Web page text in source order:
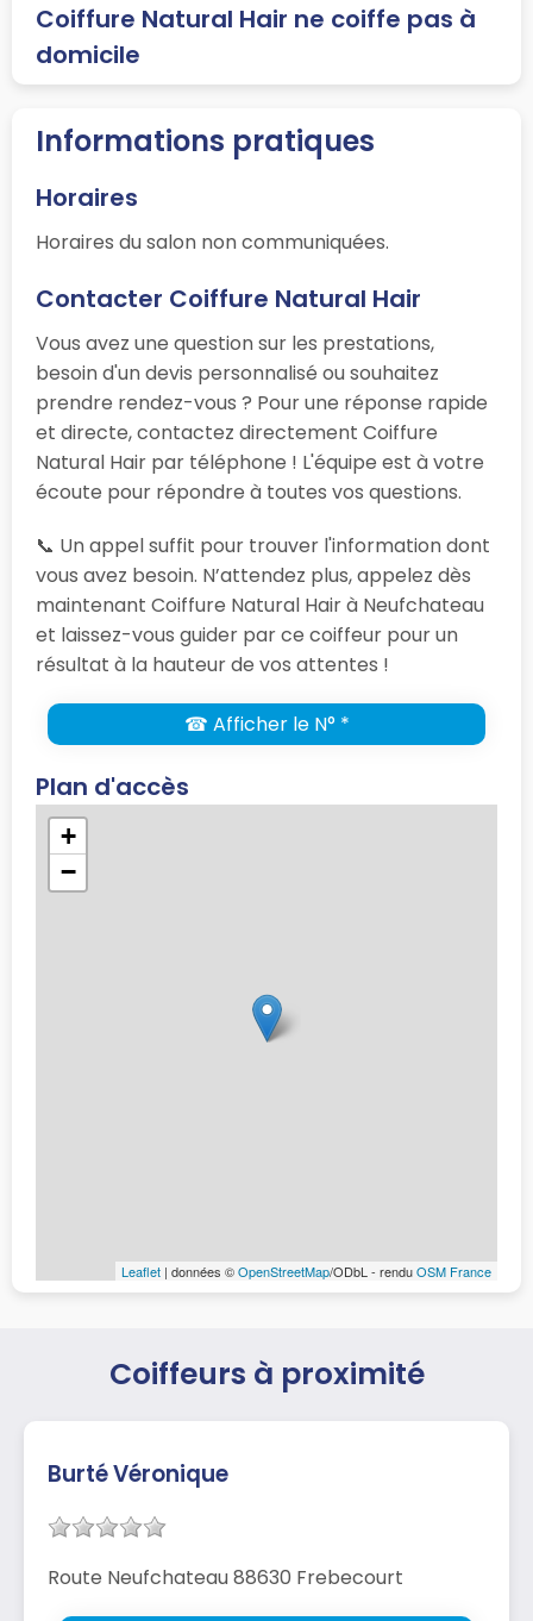
Coiffure Natural Hair ne coiffe pas à
domicile
Informations pratiques
Horaires
Horaires du salon non communiquées.
Contacter Coiffure Natural Hair
Vous avez une question sur les prestations,
besoin d'un devis personnalisé ou souhaitez
prendre rendez-vous ? Pour une réponse rapide
et directe, contactez directement Coiffure
Natural Hair par téléphone ! L'équipe est à votre
écoute pour répondre à toutes vos questions.
📞 Un appel suffit pour trouver l'information dont
vous avez besoin. N’attendez plus, appelez dès
maintenant Coiffure Natural Hair à Neufchateau
et laissez-vous guider par ce coiffeur pour un
résultat à la hauteur de vos attentes !
☎ Afficher le N° *
Plan d'accès
+
−
Leaflet | données ©OpenStreetMap/ODbL - renduOSM France
Coiffeurs à proximité
Burté Véronique
Route Neufchateau 88630 Frebecourt